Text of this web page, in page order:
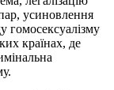
усиновлення
гомосексуалізму
країнах, де